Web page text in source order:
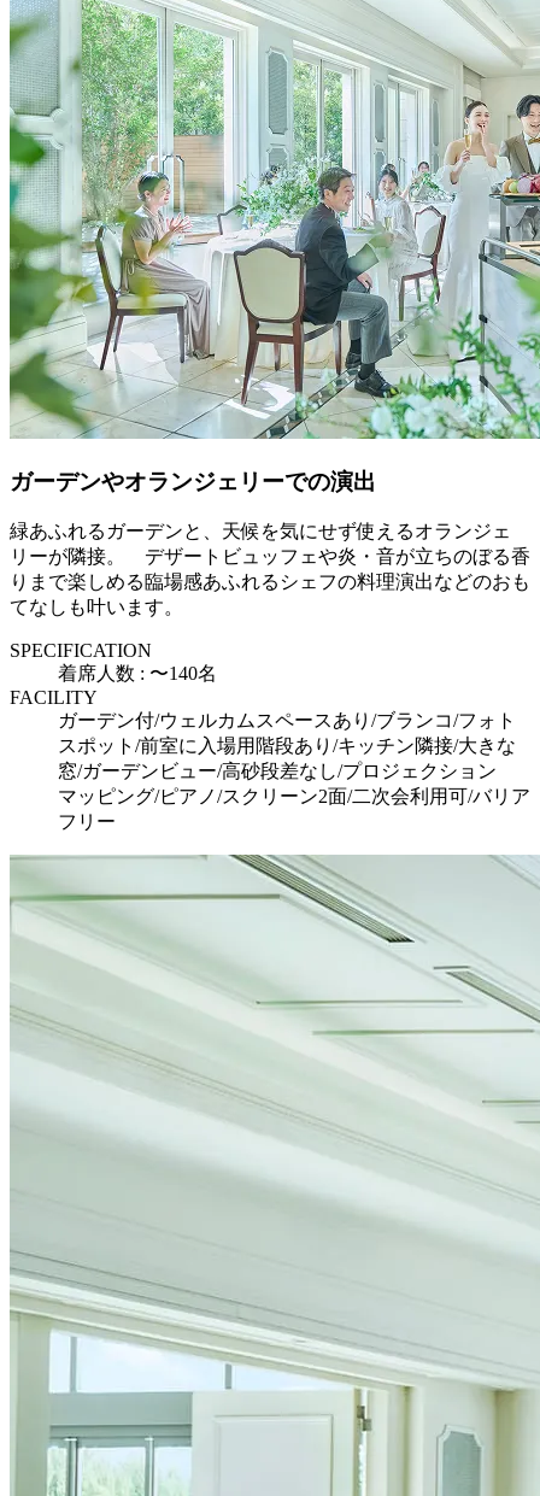
ガーデンやオランジェリーでの演出
緑あふれるガーデンと、天候を気にせず使えるオランジェ
リーが隣接。 デザートビュッフェや炎・音が立ちのぼる香
りまで楽しめる臨場感あふれるシェフの料理演出などのおも
てなしも叶います。
SPECIFICATION
着席人数 : 〜140名
FACILITY
ガーデン付/ウェルカムスペースあり/ブランコ/フォト
スポット/前室に入場用階段あり/キッチン隣接/大きな
窓/ガーデンビュー/高砂段差なし/プロジェクション
マッピング/ピアノ/スクリーン2面/二次会利用可/バリア
フリー